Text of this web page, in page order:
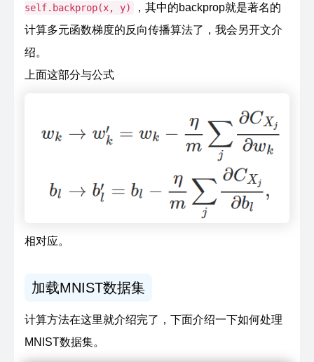
self.backprop(x, y)
，其中的backprop就是著名的
计算多元函数梯度的反向传播算法了，我会另开文介
绍。
上面这部分与公式
相对应。
加载MNIST数据集
计算方法在这里就介绍完了，下面介绍一下如何处理
MNIST数据集。